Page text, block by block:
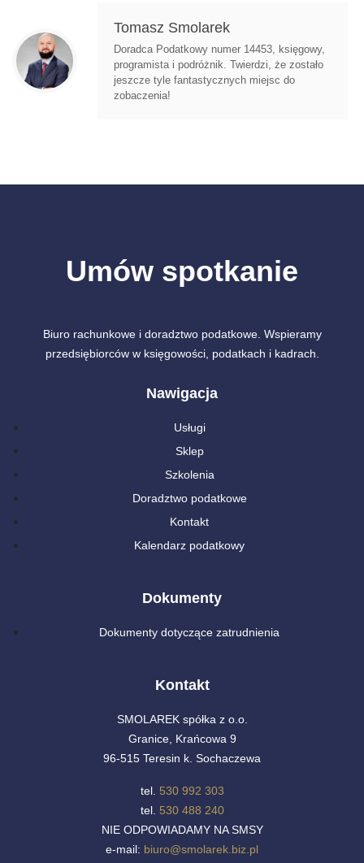
Tomasz Smolarek
Doradca Podatkowy numer 14453, księgowy,
programista i podróżnik. Twierdzi, że zostało
jeszcze tyle fantastycznych miejsc do
zobaczenia!
Umów spotkanie
Biuro rachunkowe i doradztwo podatkowe. Wspieramy
przedsiębiorców w księgowości, podatkach i kadrach.
Nawigacja
Usługi
Sklep
Szkolenia
Doradztwo podatkowe
Kontakt
Kalendarz podatkowy
Dokumenty
Dokumenty dotyczące zatrudnienia
Kontakt
SMOLAREK spółka z o.o.
Granice, Krańcowa 9
96-515 Teresin k. Sochaczewa
tel. 530 992 303
tel. 530 488 240
NIE ODPOWIADAMY NA SMSY
e-mail: biuro@smolarek.biz.pl